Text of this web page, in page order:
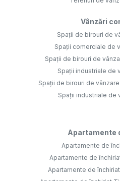
Vânzări
Spații de birouri de
Spații comerciale de
Spații de birouri de
Spații industriale de
Spații de birouri de
Spații industriale de
Apartamente
Apartamente de
Apartamente de
Apartamente de